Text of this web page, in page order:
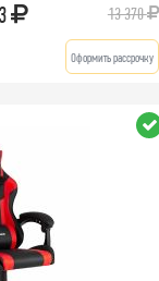
13 370
Оформить рассрочку